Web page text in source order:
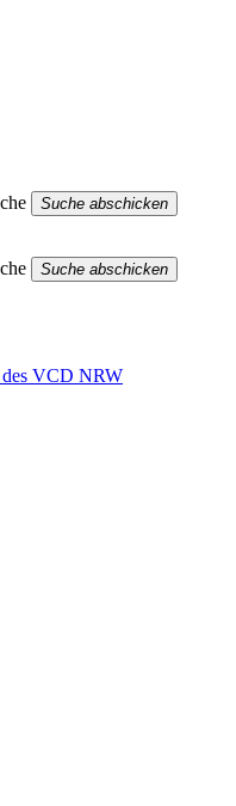
Suche abschicken
Suche abschicken
VCD NRW